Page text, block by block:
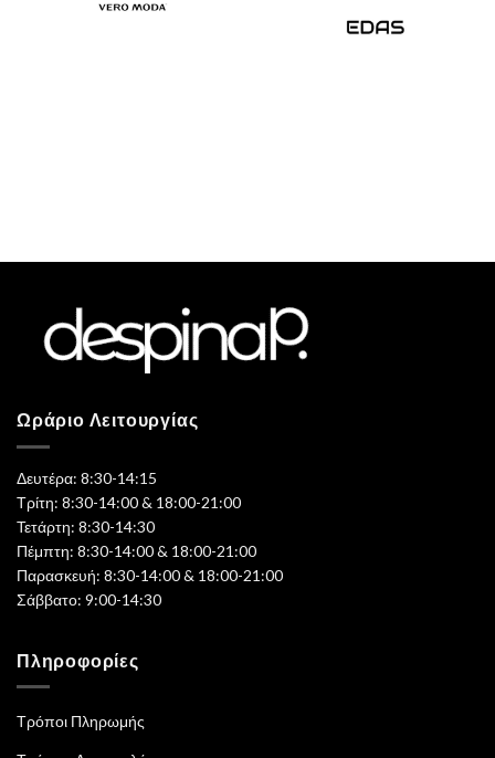
Ωράριο Λειτουργίας
Δευτέρα: 8:30-14:15
Τρίτη: 8:30-14:00 & 18:00-21:00
Τετάρτη: 8:30-14:30
Πέμπτη: 8:30-14:00 & 18:00-21:00
Παρασκευή: 8:30-14:00 & 18:00-21:00
Σάββατο: 9:00-14:30
Πληροφορίες
Τρόποι Πληρωμής